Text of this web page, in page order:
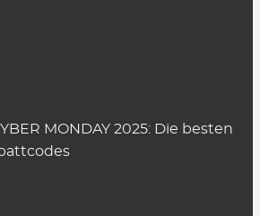
auf den Button
sich ein Pop-up-Fenster.
dazugehörigen Online Shops
im entsprechenden Feld
Das Feld befindet sich an
MONDAY 2025: Die besten